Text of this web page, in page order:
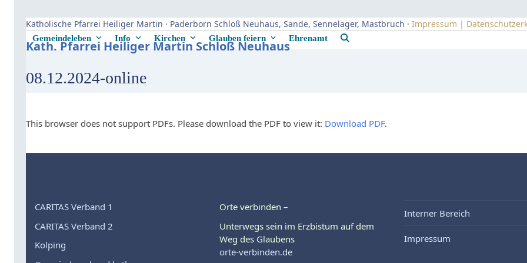
content
Katholische Pfarrei Heiliger Martin · Paderborn Schloß Neuhaus, Sande, Sennelager, Mastbruch · Impressum |
Kath. Pfarrei Heiliger Martin Schloß Neuhaus
Gemeindeleben Info Kirchen Glauben feiern Ehrenamt
08.12.2024-online
This browser does not support PDFs. Please download the PDF to view it: Download PDF.
CARITAS Verband 1
CARITAS Verband 2
Kolping
Orte verbinden –
Unterwegs sein im Erzbistum auf dem
Weg des Glaubens
orte-verbinden.de
Interner Bereich
Impressum